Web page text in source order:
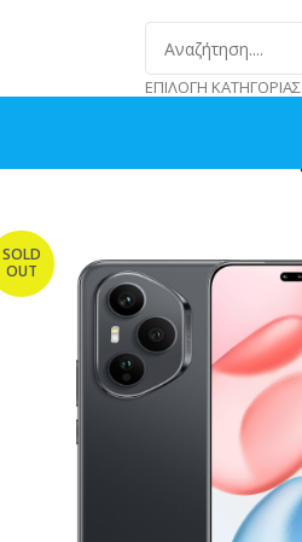
ΕΠΙΛΟΓΉ ΚΑΤΗΓΟΡΊΑΣ
SOLD
OUT